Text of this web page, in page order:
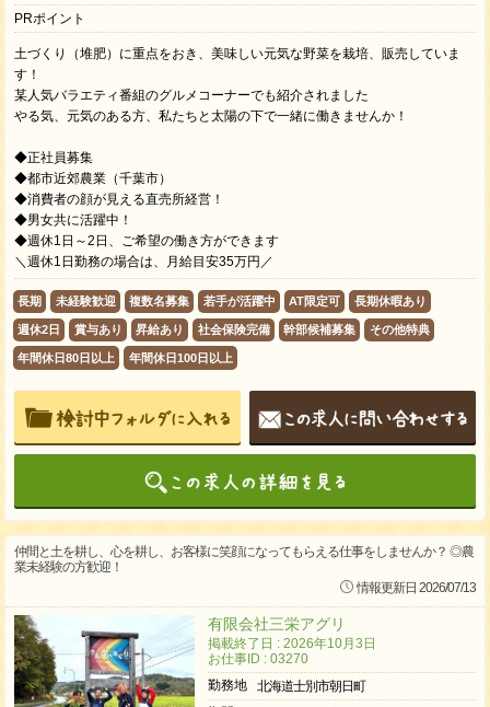
PRポイント
土づくり（堆肥）に重点をおき、美味しい元気な野菜を栽培、販売していま
す！
某人気バラエティ番組のグルメコーナーでも紹介されました
やる気、元気のある方、私たちと太陽の下で一緒に働きませんか！
◆正社員募集
◆都市近郊農業（千葉市）
◆消費者の顔が見える直売所経営！
◆男女共に活躍中！
◆週休1日～2日、ご希望の働き方ができます
＼週休1日勤務の場合は、月給目安35万円／
長期 未経験歓迎 複数名募集 若手が活躍中 AT限定可 長期休暇あり
週休2日 賞与あり 昇給あり 社会保険完備 幹部候補募集 その他特典
年間休日80日以上 年間休日100日以上
仲間と土を耕し、心を耕し、お客様に笑顔になってもらえる仕事をしませんか？ ◎農
業未経験の方歓迎！
情報更新日 2026/07/13
有限会社三栄アグリ
掲載終了日 : 2026年10月3日
お仕事ID : 03270
勤務地
北海道士別市朝日町